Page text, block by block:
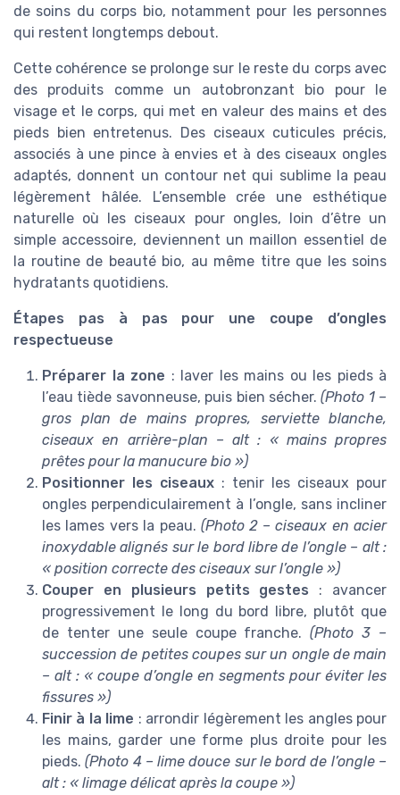
de soins du corps bio, notamment pour les personnes
qui restent longtemps debout.
Cette cohérence se prolonge sur le reste du corps avec
des produits comme un autobronzant bio pour le
visage et le corps, qui met en valeur des mains et des
pieds bien entretenus. Des ciseaux cuticules précis,
associés à une pince à envies et à des ciseaux ongles
adaptés, donnent un contour net qui sublime la peau
légèrement hâlée. L’ensemble crée une esthétique
naturelle où les ciseaux pour ongles, loin d’être un
simple accessoire, deviennent un maillon essentiel de
la routine de beauté bio, au même titre que les soins
hydratants quotidiens.
Étapes pas à pas pour une coupe d’ongles
respectueuse
Préparer la zone : laver les mains ou les pieds à
l’eau tiède savonneuse, puis bien sécher.(Photo 1 –
gros plan de mains propres, serviette blanche,
ciseaux en arrière-plan – alt : « mains propres
prêtes pour la manucure bio »)
Positionner les ciseaux : tenir les ciseaux pour
ongles perpendiculairement à l’ongle, sans incliner
les lames vers la peau. (Photo 2 – ciseaux en acier
inoxydable alignés sur le bord libre de l’ongle – alt :
« position correcte des ciseaux sur l’ongle »)
Couper en plusieurs petits gestes : avancer
progressivement le long du bord libre, plutôt que
de tenter une seule coupe franche.(Photo 3 –
succession de petites coupes sur un ongle de main
– alt : « coupe d’ongle en segments pour éviter les
fissures »)
Finir à la lime : arrondir légèrement les angles pour
les mains, garder une forme plus droite pour les
pieds.(Photo 4 – lime douce sur le bord de l’ongle –
alt : « limage délicat après la coupe »)